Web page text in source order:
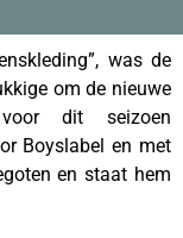
was de
om de nieuwe
dit seizoen
Boyslabel en met
en staat hem